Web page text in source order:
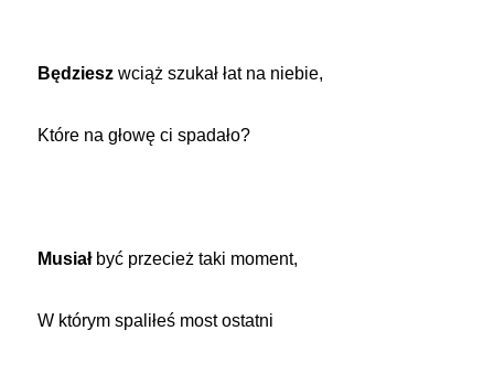
Będziesz wciąż szukał łat na niebie,
Które na głowę ci spadało?
Musiał być przecież taki moment,
W którym spaliłeś most ostatni